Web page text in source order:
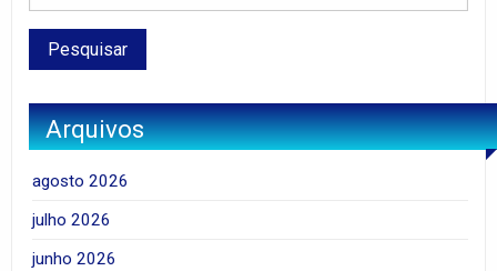
Arquivos
agosto 2026
julho 2026
junho 2026